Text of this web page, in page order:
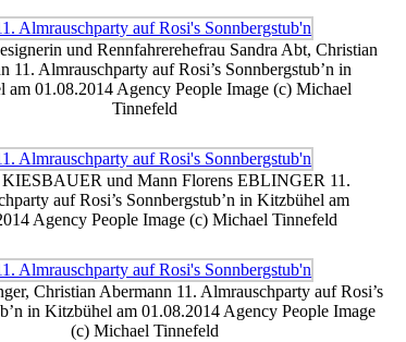
und Rennfahrerehefrau Sandra Abt, Christian
11. Almrauschparty auf Rosi’s Sonnbergstub’n in
am 01.08.2014 Agency People Image (c) Michael
Tinnefeld
KIESBAUER und Mann Florens EBLINGER 11.
auf Rosi’s Sonnbergstub’n in Kitzbühel am
Agency People Image (c) Michael Tinnefeld
Christian Abermann 11. Almrauschparty auf Rosi’s
in Kitzbühel am 01.08.2014 Agency People Image
(c) Michael Tinnefeld